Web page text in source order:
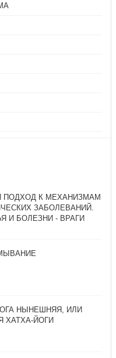
ПОДХОД К МЕХАНИЗМАМ
ЗАБОЛЕВАНИЙ.
И БОЛЕЗНИ - ВРАГИ
НЫНЕШНЯЯ, ИЛИ
ХАТХА-ЙОГИ